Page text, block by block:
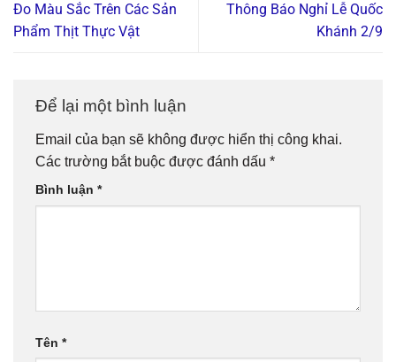
Đo Màu Sắc Trên Các Sản
Phẩm Thịt Thực Vật
Thông Báo Nghỉ Lễ Quốc
Khánh 2/9
Để lại một bình luận
Email của bạn sẽ không được hiển thị công khai.
Các trường bắt buộc được đánh dấu *
Bình luận *
Tên *